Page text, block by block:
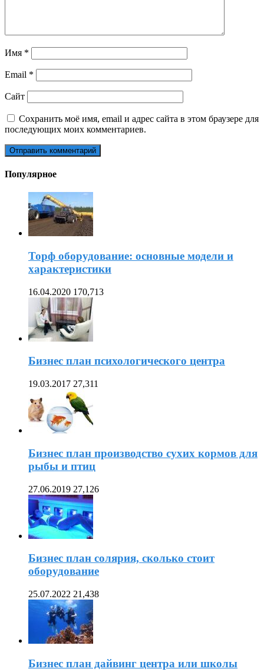
Имя *
Email *
Сайт
Сохранить моё имя, email и адрес сайта в этом браузере для
последующих моих комментариев.
Популярное
Торф оборудование: основные модели и
характеристики
16.04.2020 170,713
Бизнес план психологического центра
19.03.2017 27,311
Бизнес план производство сухих кормов для
рыбы и птиц
27.06.2019 27,126
Бизнес план солярия, сколько стоит
оборудование
25.07.2022 21,438
Бизнес план дайвинг центра или школы